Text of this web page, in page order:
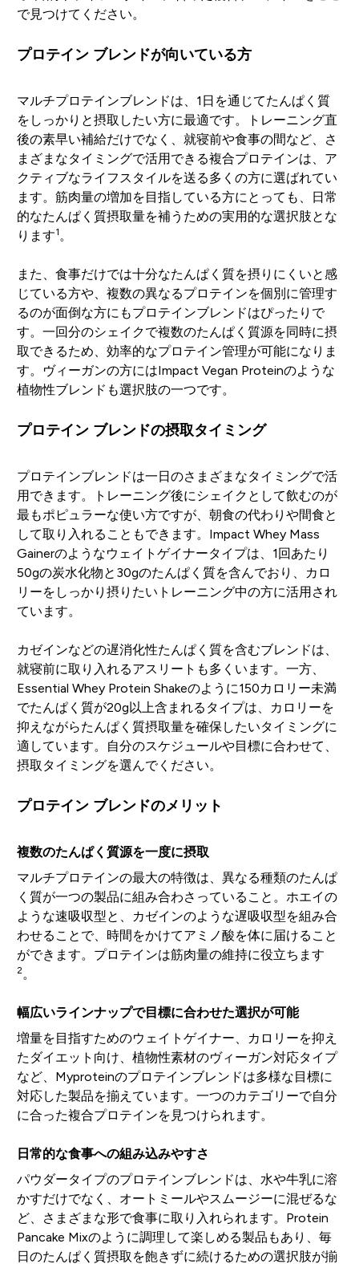
で見つけてください。
プロテイン ブレンドが向いている方
マルチプロテインブレンドは、1日を通じてたんぱく質
をしっかりと摂取したい方に最適です。トレーニング直
後の素早い補給だけでなく、就寝前や食事の間など、さ
まざまなタイミングで活用できる複合プロテインは、ア
クティブなライフスタイルを送る多くの方に選ばれてい
ます。筋肉量の増加を目指している方にとっても、日常
的なたんぱく質摂取量を補うための実用的な選択肢とな
ります1 。
また、食事だけでは十分なたんぱく質を摂りにくいと感
じている方や、複数の異なるプロテインを個別に管理す
るのが面倒な方にもプロテインブレンドはぴったりで
す。一回分のシェイクで複数のたんぱく質源を同時に摂
取できるため、効率的なプロテイン管理が可能になりま
す。ヴィーガンの方にはImpact Vegan Proteinのような
植物性ブレンドも選択肢の一つです。
プロテイン ブレンドの摂取タイミング
プロテインブレンドは一日のさまざまなタイミングで活
用できます。トレーニング後にシェイクとして飲むのが
最もポピュラーな使い方ですが、朝食の代わりや間食と
して取り入れることもできます。Impact Whey Mass
Gainerのようなウェイトゲイナータイプは、1回あたり
50gの炭水化物と30gのたんぱく質を含んでおり、カロ
リーをしっかり摂りたいトレーニング中の方に活用され
ています。
カゼインなどの遅消化性たんぱく質を含むブレンドは、
就寝前に取り入れるアスリートも多くいます。一方、
Essential Whey Protein Shakeのように150カロリー未満
でたんぱく質が20g以上含まれるタイプは、カロリーを
抑えながらたんぱく質摂取量を確保したいタイミングに
適しています。自分のスケジュールや目標に合わせて、
摂取タイミングを選んでください。
プロテイン ブレンドのメリット
複数のたんぱく質源を一度に摂取
マルチプロテインの最大の特徴は、異なる種類のたんぱ
く質が一つの製品に組み合わさっていること。ホエイの
ような速吸収型と、カゼインのような遅吸収型を組み合
わせることで、時間をかけてアミノ酸を体に届けること
ができます。プロテインは筋肉量の維持に役立ちます
2。
幅広いラインナップで目標に合わせた選択が可能
増量を目指すためのウェイトゲイナー、カロリーを抑え
たダイエット向け、植物性素材のヴィーガン対応タイプ
など、Myproteinのプロテインブレンドは多様な目標に
対応した製品を揃えています。一つのカテゴリーで自分
に合った複合プロテインを見つけられます。
日常的な食事への組み込みやすさ
パウダータイプのプロテインブレンドは、水や牛乳に溶
かすだけでなく、オートミールやスムージーに混ぜるな
ど、さまざまな形で食事に取り入れられます。Protein
Pancake Mixのように調理して楽しめる製品もあり、毎
日のたんぱく質摂取を飽きずに続けるための選択肢が揃